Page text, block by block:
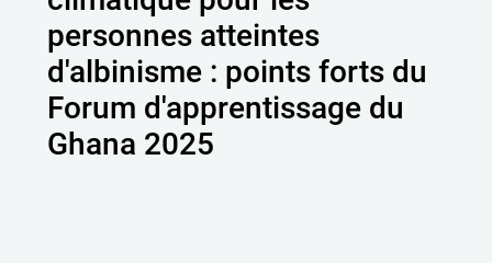
personnes atteintes
d'albinisme : points forts du
Forum d'apprentissage du
Ghana 2025